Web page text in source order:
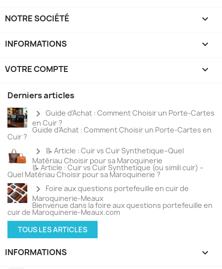
NOTRE SOCIÉTÉ 
INFORMATIONS 
VOTRE COMPTE 
Derniers articles
chevron_right Guide d’Achat : Comment Choisir un Porte-Cartes
en Cuir ?
Guide d’Achat : Comment Choisir un Porte-Cartes en
Cuir ?
chevron_right
📝 Article : Cuir vs Cuir Synthetique–Quel
Matériau Choisir pour sa Maroquinerie
📝 Article : Cuir vs Cuir Synthetique (ou simili cuir) –
Quel Matériau Choisir pour sa Maroquinerie ?
chevron_right
Foire aux questions portefeuille en cuir de
Maroquinerie-Meaux
Bienvenue dans la foire aux questions portefeuille en
cuir de Maroquinerie-Meaux.com
TOUS LES ARTICLES
INFORMATIONS keyboard_arrow_down